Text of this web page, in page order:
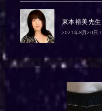
東本裕美先生
2021年8月20日 /